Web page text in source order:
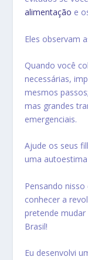
alimentação e
Eles observam
Quando você
necessárias,
mesmos
mas grandes
emergenciais.
Ajude os seus
uma
Pensando
conhecer a
pretende
Brasil!
Eu desenvolvi